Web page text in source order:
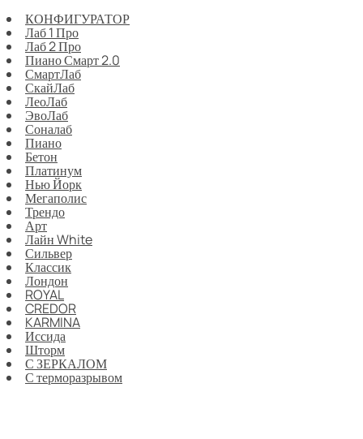
КОНФИГУРАТОР
Лаб 1 Про
Лаб 2 Про
Пиано Смарт 2.0
СмартЛаб
СкайЛаб
ЛеоЛаб
ЭвоЛаб
Соналаб
Пиано
Бетон
Платинум
Нью Йорк
Мегаполис
Трендо
Арт
Лайн White
Сильвер
Классик
Лондон
ROYAL
CREDOR
KARMINA
Иссида
Шторм
С ЗЕРКАЛОМ
С терморазрывом